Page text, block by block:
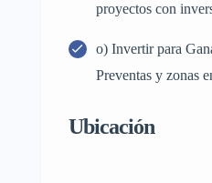
proyectos con
o) Invertir para
Preventas y zonas
Ubicación